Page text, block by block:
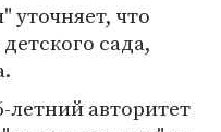
уточняет, что
сада,
авторитет